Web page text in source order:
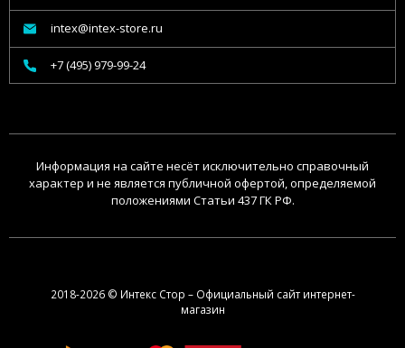
intex@intex-store.ru
+7 (495) 979-99-24
Информация на сайте несёт исключительно справочный
характер и не является публичной офертой, определяемой
положениями Статьи 437 ГК РФ.
2018-2026 © Интекс Стор – Официальный сайт интернет-
магазин